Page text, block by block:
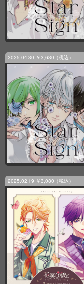
2025.04.30 ￥3,630（税込）
2025.02.19 ￥3,080（税込）